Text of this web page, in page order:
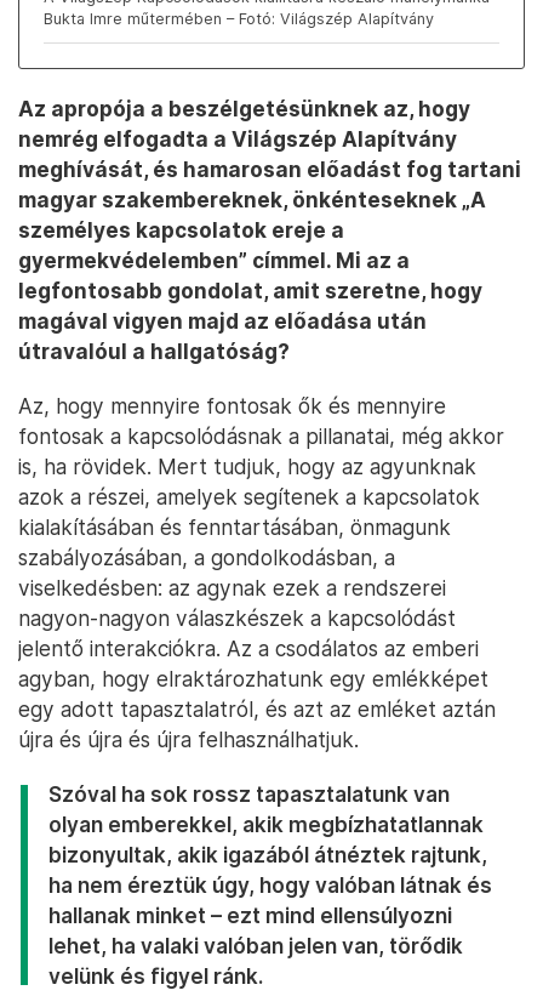
Bukta Imre műtermében – Fotó: Világszép Alapítvány
Az apropója a beszélgetésünknek az, hogy
nemrég elfogadta a Világszép Alapítvány
meghívását, és hamarosan előadást fog tartani
magyar szakembereknek, önkénteseknek „A
személyes kapcsolatok ereje a
gyermekvédelemben” címmel. Mi az a
legfontosabb gondolat, amit szeretne, hogy
magával vigyen majd az előadása után
útravalóul a hallgatóság?
Az, hogy mennyire fontosak ők és mennyire
fontosak a kapcsolódásnak a pillanatai, még akkor
is, ha rövidek. Mert tudjuk, hogy az agyunknak
azok a részei, amelyek segítenek a kapcsolatok
kialakításában és fenntartásában, önmagunk
szabályozásában, a gondolkodásban, a
viselkedésben: az agynak ezek a rendszerei
nagyon-nagyon válaszkészek a kapcsolódást
jelentő interakciókra. Az a csodálatos az emberi
agyban, hogy elraktározhatunk egy emlékképet
egy adott tapasztalatról, és azt az emléket aztán
újra és újra és újra felhasználhatjuk.
Szóval ha sok rossz tapasztalatunk van
olyan emberekkel, akik megbízhatatlannak
bizonyultak, akik igazából átnéztek rajtunk,
ha nem éreztük úgy, hogy valóban látnak és
hallanak minket – ezt mind ellensúlyozni
lehet, ha valaki valóban jelen van, törődik
velünk és figyel ránk.